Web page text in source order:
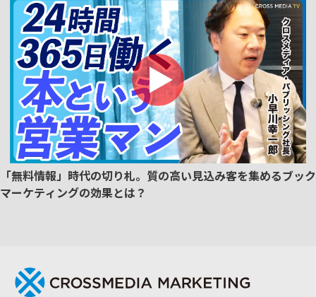
「無料情報」時代の切り札。質の高い見込み客を集めるブック
マーケティングの効果とは？